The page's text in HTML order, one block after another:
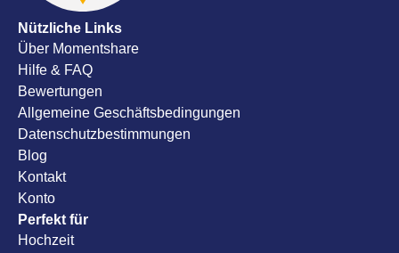
Nützliche Links
Über Momentshare
Hilfe & FAQ
Bewertungen
Allgemeine Geschäftsbedingungen
Datenschutzbestimmungen
Blog
Kontakt
Konto
Perfekt für
Hochzeit